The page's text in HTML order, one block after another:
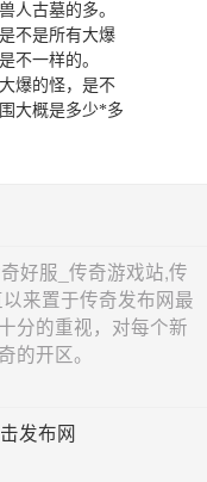
人古墓的多。
不是所有大爆
不一样的。
爆的怪，是不
大概是多少*多
好服_传奇游戏站,传
来置于传奇发布网最
分的重视，对每个新
的开区。
发布网